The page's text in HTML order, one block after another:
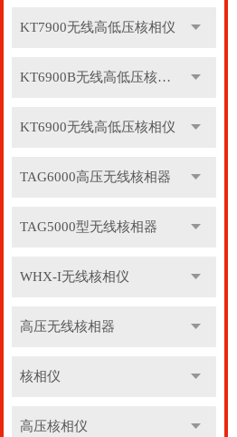
KT7900无线高低压核相仪
KT6900B无线高低压核相仪
KT6900无线高低压核相仪
TAG6000高压无线核相器
TAG5000型无线核相器
WHX-I无线核相仪
高压无线核相器
核相仪
高压核相仪